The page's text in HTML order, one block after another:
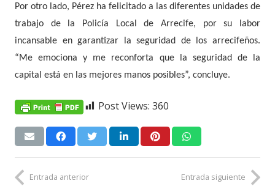
Por otro lado, Pérez ha felicitado a las diferentes unidades de
trabajo de la Policía Local de Arrecife, por su labor
incansable en garantizar la seguridad de los arrecifeños.
“Me emociona y me reconforta que la seguridad de la
capital está en las mejores manos posibles”, concluye.
Post Views: 360
Entrada anterior Entrada siguiente